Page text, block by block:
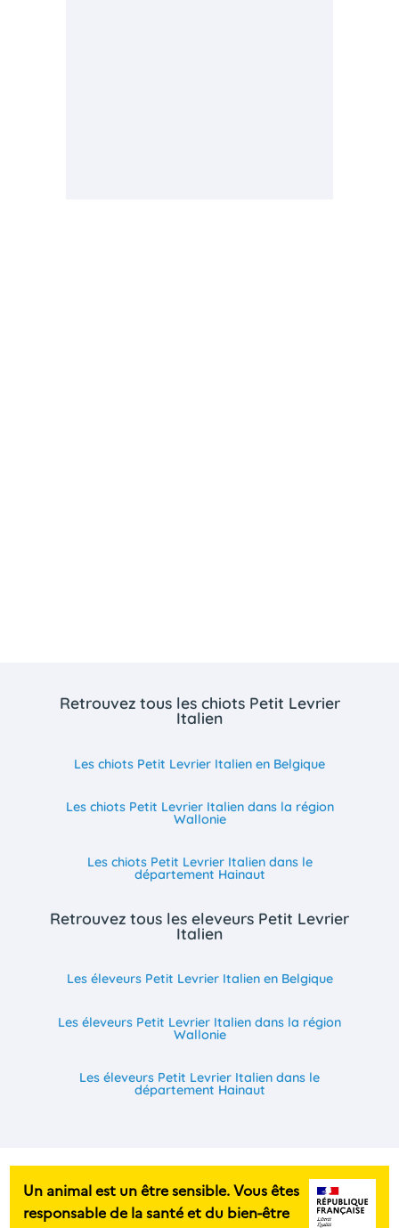
Retrouvez tous les chiots Petit Levrier
Italien
Les chiots Petit Levrier Italien en Belgique
Les chiots Petit Levrier Italien dans la région
Wallonie
Les chiots Petit Levrier Italien dans le
département Hainaut
Retrouvez tous les eleveurs Petit Levrier
Italien
Les éleveurs Petit Levrier Italien en Belgique
Les éleveurs Petit Levrier Italien dans la région
Wallonie
Les éleveurs Petit Levrier Italien dans le
département Hainaut
Un animal est un être sensible. Vous êtes
responsable de la santé et du bien-être